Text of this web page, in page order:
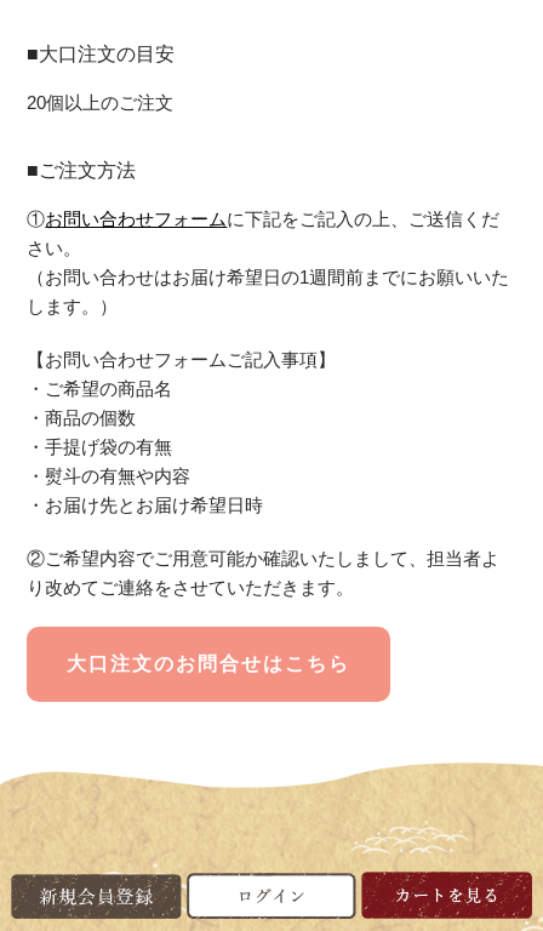
■大口注文の目安
20個以上のご注文
■ご注文方法
①お問い合わせフォームに下記をご記入の上、ご送信くだ
さい。
（お問い合わせはお届け希望日の1週間前までにお願いいた
します。）
【お問い合わせフォームご記入事項】
・ご希望の商品名
・商品の個数
・手提げ袋の有無
・熨斗の有無や内容
・お届け先とお届け希望日時
②ご希望内容でご用意可能か確認いたしまして、担当者よ
り改めてご連絡をさせていただきます。
大口注文のお問合せはこちら